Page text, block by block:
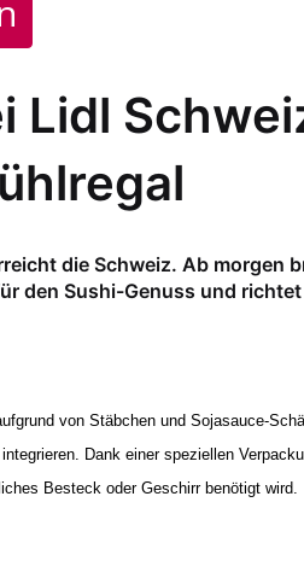
Lidl
die Schweiz. Ab morgen
den Sushi-Genuss und
von Stäbchen und Sojasauce-
Dank einer speziellen
Besteck oder Geschirr benötigt wird.